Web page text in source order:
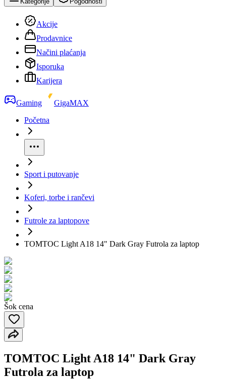
Akcije
Prodavnice
Načini plaćanja
Isporuka
Karijera
Gaming
GigaMAX
Početna
Sport i putovanje
Koferi, torbe i rančevi
Futrole za laptopove
TOMTOC Light A18 14" Dark Gray Futrola za laptop
Šok cena
TOMTOC Light A18 14" Dark Gray
Futrola za laptop